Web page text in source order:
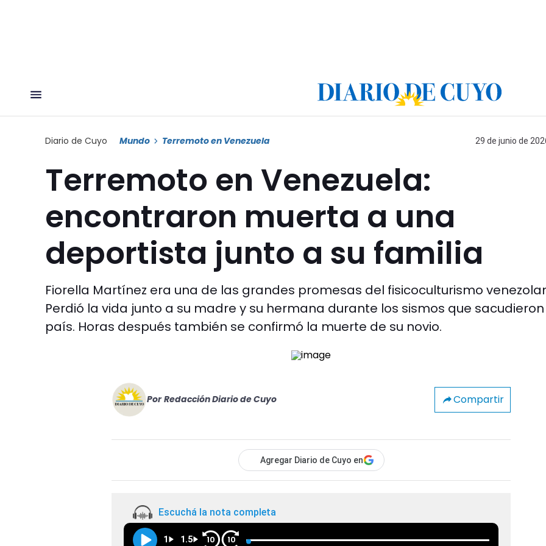
Diario de Cuyo Mundo Terremoto en Venezuela 29 de junio de
Terremoto en Venezuela:
encontraron muerta a una
deportista junto a su familia
Fiorella Martínez era una de las grandes promesas del fisicoculturismo
Perdió la vida junto a su madre y su hermana durante los sismos que
país. Horas después también se confirmó la muerte de su novio.
Por Redacción Diario de Cuyo Compartir
Agregar Diario de Cuyo en
Escuchá la nota completa
1 1.5 10 10